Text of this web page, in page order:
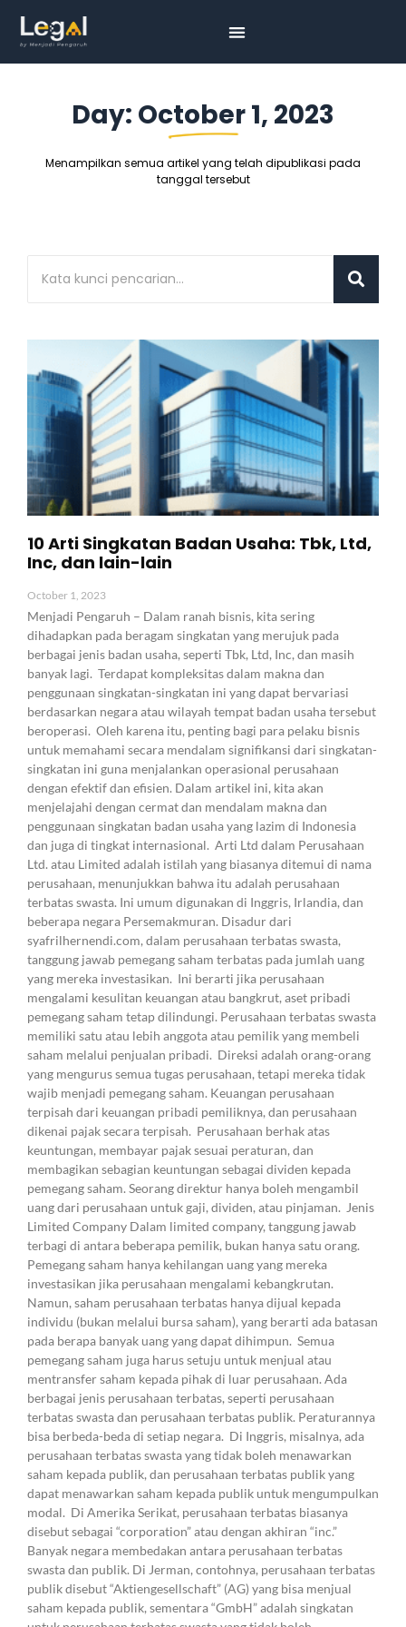
Day: October 1, 2023
Menampilkan semua artikel yang telah dipublikasi pada
tanggal tersebut
10 Arti Singkatan Badan Usaha: Tbk, Ltd,
Inc, dan lain-lain
October 1, 2023
Menjadi Pengaruh – Dalam ranah bisnis, kita sering
dihadapkan pada beragam singkatan yang merujuk pada
berbagai jenis badan usaha, seperti Tbk, Ltd, Inc, dan masih
banyak lagi. Terdapat kompleksitas dalam makna dan
penggunaan singkatan-singkatan ini yang dapat bervariasi
berdasarkan negara atau wilayah tempat badan usaha tersebut
beroperasi. Oleh karena itu, penting bagi para pelaku bisnis
untuk memahami secara mendalam signifikansi dari singkatan-
singkatan ini guna menjalankan operasional perusahaan
dengan efektif dan efisien. Dalam artikel ini, kita akan
menjelajahi dengan cermat dan mendalam makna dan
penggunaan singkatan badan usaha yang lazim di Indonesia
dan juga di tingkat internasional. Arti Ltd dalam Perusahaan
Ltd. atau Limited adalah istilah yang biasanya ditemui di nama
perusahaan, menunjukkan bahwa itu adalah perusahaan
terbatas swasta. Ini umum digunakan di Inggris, Irlandia, dan
beberapa negara Persemakmuran. Disadur dari
syafrilhernendi.com, dalam perusahaan terbatas swasta,
tanggung jawab pemegang saham terbatas pada jumlah uang
yang mereka investasikan. Ini berarti jika perusahaan
mengalami kesulitan keuangan atau bangkrut, aset pribadi
pemegang saham tetap dilindungi. Perusahaan terbatas swasta
memiliki satu atau lebih anggota atau pemilik yang membeli
saham melalui penjualan pribadi. Direksi adalah orang-orang
yang mengurus semua tugas perusahaan, tetapi mereka tidak
wajib menjadi pemegang saham. Keuangan perusahaan
terpisah dari keuangan pribadi pemiliknya, dan perusahaan
dikenai pajak secara terpisah. Perusahaan berhak atas
keuntungan, membayar pajak sesuai peraturan, dan
membagikan sebagian keuntungan sebagai dividen kepada
pemegang saham. Seorang direktur hanya boleh mengambil
uang dari perusahaan untuk gaji, dividen, atau pinjaman. Jenis
Limited Company Dalam limited company, tanggung jawab
terbagi di antara beberapa pemilik, bukan hanya satu orang.
Pemegang saham hanya kehilangan uang yang mereka
investasikan jika perusahaan mengalami kebangkrutan.
Namun, saham perusahaan terbatas hanya dijual kepada
individu (bukan melalui bursa saham), yang berarti ada batasan
pada berapa banyak uang yang dapat dihimpun. Semua
pemegang saham juga harus setuju untuk menjual atau
mentransfer saham kepada pihak di luar perusahaan. Ada
berbagai jenis perusahaan terbatas, seperti perusahaan
terbatas swasta dan perusahaan terbatas publik. Peraturannya
bisa berbeda-beda di setiap negara. Di Inggris, misalnya, ada
perusahaan terbatas swasta yang tidak boleh menawarkan
saham kepada publik, dan perusahaan terbatas publik yang
dapat menawarkan saham kepada publik untuk mengumpulkan
modal. Di Amerika Serikat, perusahaan terbatas biasanya
disebut sebagai “corporation” atau dengan akhiran “inc.”
Banyak negara membedakan antara perusahaan terbatas
swasta dan publik. Di Jerman, contohnya, perusahaan terbatas
publik disebut “Aktiengesellschaft” (AG) yang bisa menjual
saham kepada publik, sementara “GmbH” adalah singkatan